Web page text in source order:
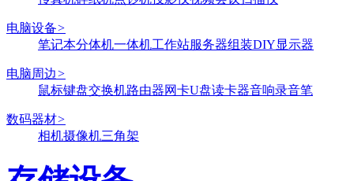
电脑设备>
笔记本分体机一体机工作站服务器组装DIY显示器
电脑周边>
鼠标键盘交换机路由器网卡U盘读卡器音响录音笔
数码器材>
相机摄像机三角架